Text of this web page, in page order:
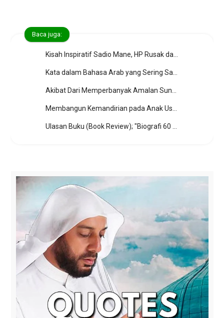
Baca juga:
Kisah Inspiratif Sadio Mane, HP Rusak dan Gaji 140 Milyar Rupiah
Kata dalam Bahasa Arab yang Sering Salah Diucapkan
Akibat Dari Memperbanyak Amalan Sunnah
Membangun Kemandirian pada Anak Usia Dini dengan Cara yang Menyenangkan
Ulasan Buku (Book Review); "Biografi 60 Sahabat Rasulullah" by Khalid Muhammad Khalid